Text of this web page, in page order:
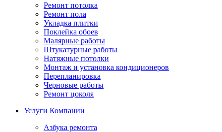
Ремонт потолка
Ремонт пола
Укладка плитки
Поклейка обоев
Малярные работы
Штукатурные работы
Натяжные потолки
Монтаж и установка кондиционеров
Перепланировка
Черновые работы
Ремонт цоколя
Услуги Компании
Азбука ремонта